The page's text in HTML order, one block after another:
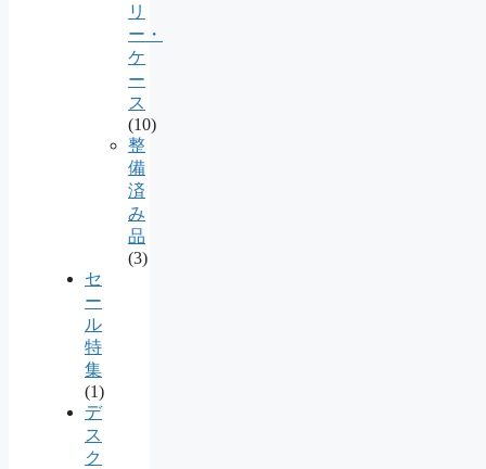
リ
ー・
ケ
ー
ス
(10)
整
備
済
み
品
(3)
セ
ー
ル
特
集
(1)
デ
ス
ク